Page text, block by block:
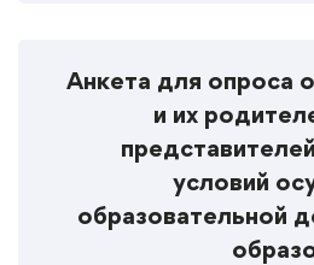
Анкета для опроса
и их
условий
образовательной